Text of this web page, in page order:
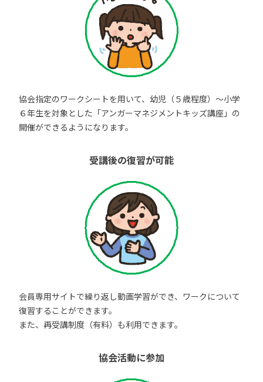
協会指定のワークシートを用いて、幼児（５歳程度）～小学
６年生を対象とした「アンガーマネジメントキッズ講座」の
開催ができるようになります。
受講後の復習が可能
会員専用サイトで繰り返し動画学習ができ、ワークについて
復習することができます。
また、再受講制度（有料）も利用できます。
協会活動に参加